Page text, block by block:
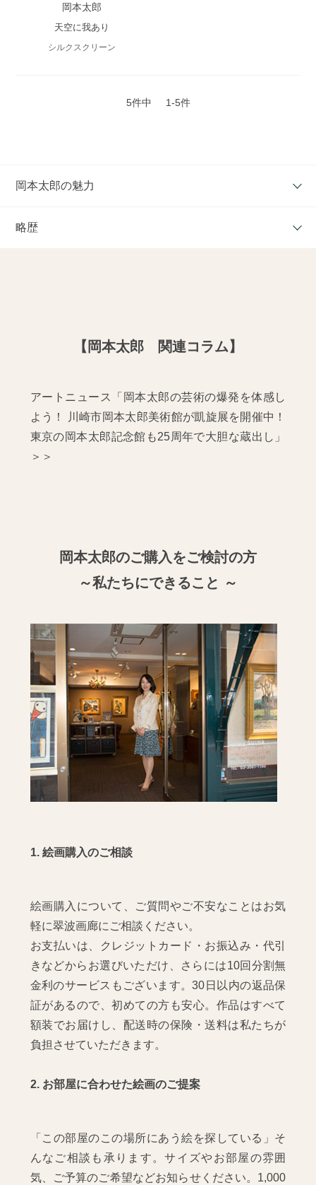
岡本太郎
天空に我あり
シルクスクリーン
5件中 1-5件
岡本太郎の魅力
略歴
【岡本太郎 関連コラム】
アートニュース「岡本太郎の芸術の爆発を体感し
よう！ 川崎市岡本太郎美術館が凱旋展を開催中！
東京の岡本太郎記念館も25周年で大胆な蔵出し」
＞＞
岡本太郎のご購入をご検討の方
～私たちにできること ～
1. 絵画購入のご相談
絵画購入について、ご質問やご不安なことはお気
軽に翠波画廊にご相談ください。
お支払いは、クレジットカード・お振込み・代引
きなどからお選びいただけ、さらには10回分割無
金利のサービスもございます。30日以内の返品保
証があるので、初めての方も安心。作品はすべて
額装でお届けし、配送時の保険・送料は私たちが
負担させていただきます。
2. お部屋に合わせた絵画のご提案
「この部屋のこの場所にあう絵を探している」そ
んなご相談も承ります。サイズやお部屋の雰囲
気、ご予算のご希望などお知らせください。1,000